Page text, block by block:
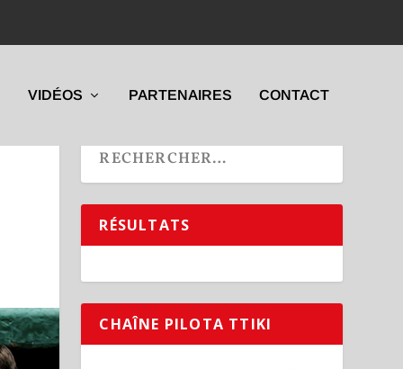
VIDÉOS PARTENAIRES CONTACT
RÉSULTATS
CHAÎNE PILOTA TTIKI